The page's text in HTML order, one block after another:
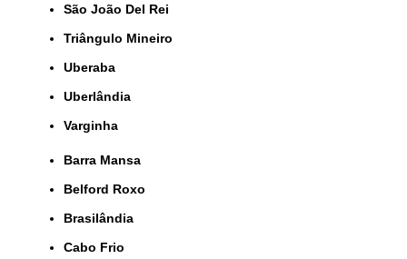
São João Del Rei
Triângulo Mineiro
Uberaba
Uberlândia
Varginha
Barra Mansa
Belford Roxo
Brasilândia
Cabo Frio